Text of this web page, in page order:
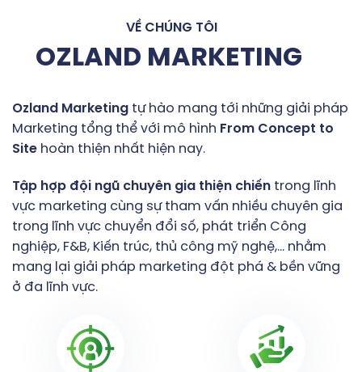
VỀ CHÚNG TÔI
OZLAND MARKETING
Ozland Marketing tự hào mang tới những giải pháp
Marketing tổng thể với mô hình From Concept to
Site hoàn thiện nhất hiện nay.
Tập hợp đội ngũ chuyên gia thiện chiến trong lĩnh
vực marketing cùng sự tham vấn nhiều chuyên gia
trong lĩnh vực chuyển đổi số, phát triển Công
nghiệp, F&B, Kiến trúc, thủ công mỹ nghệ,… nhằm
mang lại giải pháp marketing đột phá & bền vững
ở đa lĩnh vực.